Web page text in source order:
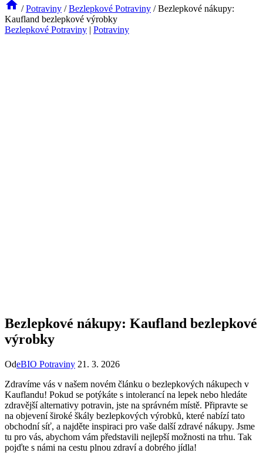
/ Potraviny / Bezlepkové Potraviny / Bezlepkové nákupy:
Kaufland bezlepkové výrobky
Bezlepkové Potraviny | Potraviny
Bezlepkové nákupy: Kaufland bezlepkové
výrobky
OdeBIO Potraviny 21. 3. 2026
Zdravíme vás v našem novém článku o bezlepkových nákupech v
Kauflandu! Pokud se potýkáte s intolerancí na lepek nebo hledáte
zdravější alternativy potravin, jste na správném místě. Připravte se
na objevení široké škály bezlepkových výrobků, které nabízí tato
obchodní síť, a najděte inspiraci pro vaše další zdravé nákupy. Jsme
tu pro vás, abychom vám představili nejlepší možnosti na trhu. Tak
pojďte s námi na cestu plnou zdraví a dobrého jídla!